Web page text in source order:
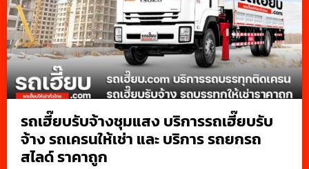
รถเฮี๊ยบรับจ้างชุมแสง บริการรถเฮี๊ยบรับ
จ้าง รถเครนให้เช่า และ บริการ รถยกรถ
สไลด์ ราคาถูก